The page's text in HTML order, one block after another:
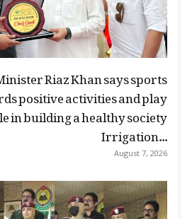
Riaz Khan says sports
positive activities and play
in building a healthy society
Irrigation...
August 7, 2026